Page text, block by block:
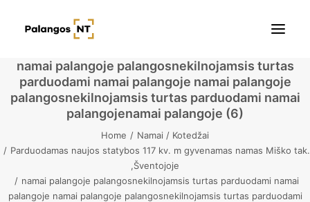
Pradžia
Namai / Kotedžai
Žemės sklypai
namai palangoje palangosnekilnojamsis turtas
parduodami namai palangoje namai palangoje
palangosnekilnojamsis turtas parduodami namai
palangojenamai palangoje (6)
Home
Namai / Kotedžai
Parduodamas naujos statybos 117 kv. m gyvenamas namas Miško tak.
,Šventojoje
namai palangoje palangosnekilnojamsis turtas parduodami namai
palangoje namai palangoje palangosnekilnojamsis turtas parduodami